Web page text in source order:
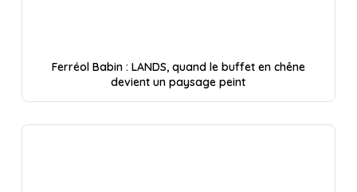
Ferréol Babin : LANDS, quand le buffet en chêne
devient un paysage peint